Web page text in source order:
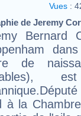
Vues :
de Jeremy
Bernard
de
à la